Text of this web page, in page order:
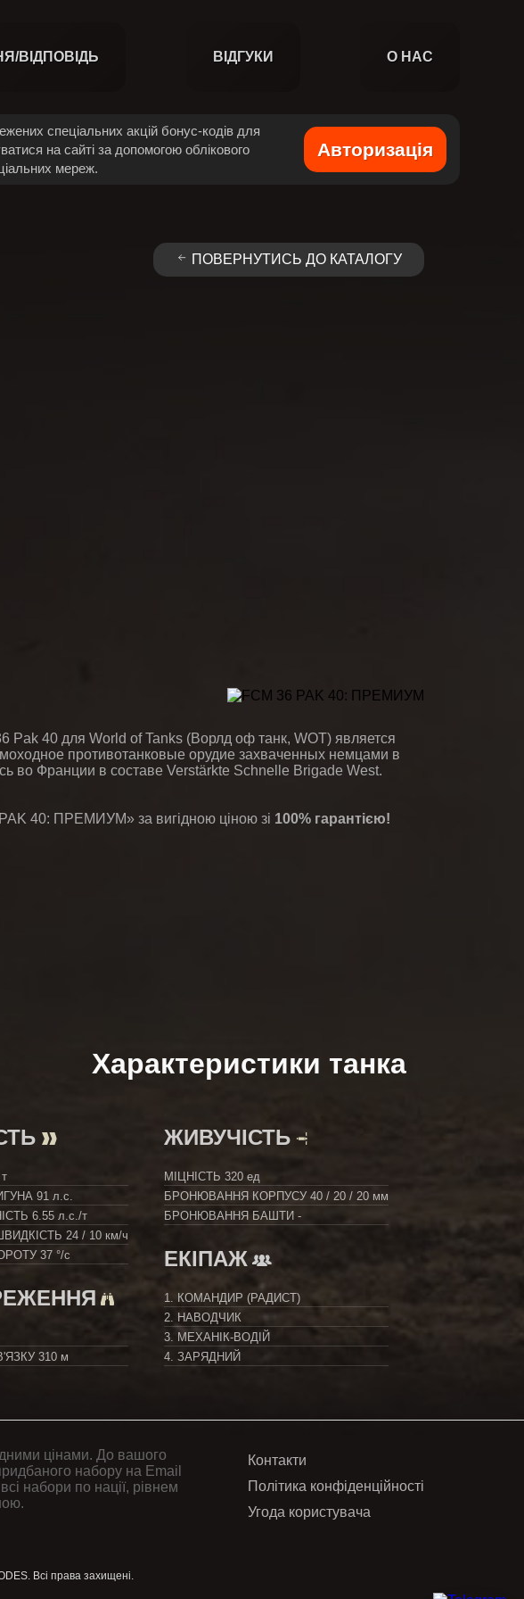
ВІДПОВІДЬ ВІДГУКИ О НАС
спеціальних акцій бонус-кодів для
на сайті за допомогою облікового
мереж.
Авторизація
ПОВЕРНУТИСЬ ДО КАТАЛОГУ
Pak 40 для World of Tanks (Ворлд оф танк, WOT) является
противотанковые орудие захваченных немцами в
во Франции в составе Verstärkte Schnelle Brigade West.
40: ПРЕМИУМ» за вигідною ціною зі 100% гарантією!
Характеристики танка
91 л.с.
6.55 л.с./т
24 / 10 км/ч
37 °/с
310 м
ЖИВУЧІСТЬ
МІЦНІСТЬ 320 ед
БРОНЮВАННЯ КОРПУСУ 40 / 20 / 20 мм
БРОНЮВАННЯ БАШТИ -
ЕКІПАЖ
1. КОМАНДИР (РАДИСТ)
2. НАВОДЧИК
3. МЕХАНІК-ВОДІЙ
4. ЗАРЯДНИЙ
цінами. До вашого
набору на Email
набори по нації, рівнем
Контакти
Політика конфіденційності
Угода користувача
. Всі права захищені.